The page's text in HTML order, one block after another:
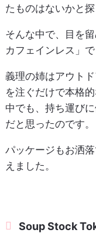
たものはないかと探
そんな中で、目を
カフェインレス」で
義理の姉はアウト
を注ぐだけで本格
中でも、持ち運び
だと思ったのです。
パッケージもお洒
えました。
Soup Stock